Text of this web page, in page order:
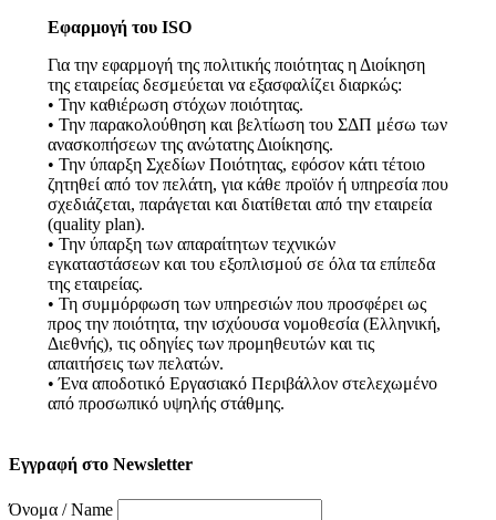
Εφαρμογή του ISO
Για την εφαρμογή της πολιτικής ποιότητας η Διοίκηση
της εταιρείας δεσμεύεται να εξασφαλίζει διαρκώς:
• Την καθιέρωση στόχων ποιότητας.
• Την παρακολούθηση και βελτίωση του ΣΔΠ μέσω των
ανασκοπήσεων της ανώτατης Διοίκησης.
• Την ύπαρξη Σχεδίων Ποιότητας, εφόσον κάτι τέτοιο
ζητηθεί από τον πελάτη, για κάθε προϊόν ή υπηρεσία που
σχεδιάζεται, παράγεται και διατίθεται από την εταιρεία
(quality plan).
• Την ύπαρξη των απαραίτητων τεχνικών
εγκαταστάσεων και του εξοπλισμού σε όλα τα επίπεδα
της εταιρείας.
• Τη συμμόρφωση των υπηρεσιών που προσφέρει ως
προς την ποιότητα, την ισχύουσα νομοθεσία (Ελληνική,
Διεθνής), τις οδηγίες των προμηθευτών και τις
απαιτήσεις των πελατών.
• Ένα αποδοτικό Εργασιακό Περιβάλλον στελεχωμένο
από προσωπικό υψηλής στάθμης.
Εγγραφή στο Newsletter
Όνομα / Name